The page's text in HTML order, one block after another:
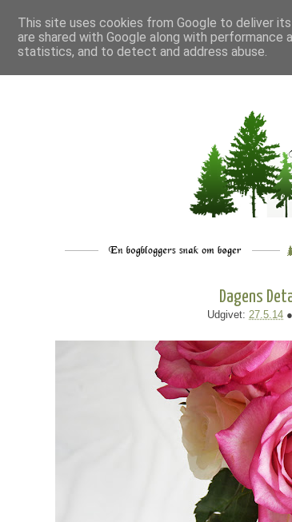
Dagens
Udgivet: 27.5.14
This site uses cookies from Google to deliver
are shared with Google along with
statistics, and to detect and address abuse.